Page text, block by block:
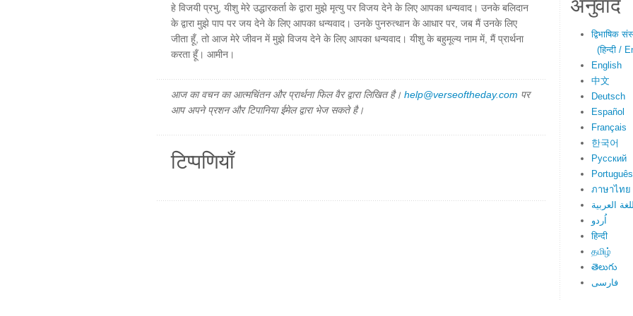
हे विजयी प्रभु, यीशु मेरे उद्धारकर्ता के द्वारा मुझे मृत्यु पर विजय देने के लिए आपका धन्यवाद। उनके बलिदान
के द्वारा मुझे पाप पर जय देने के लिए आपका धन्यवाद। उनके पुनरुत्थान के आधार पर, जब मैं उनके लिए
जीता हूँ, तो आज मेरे जीवन में मुझे विजय देने के लिए आपका धन्यवाद। यीशु के बहुमूल्य नाम में, मैं प्रार्थना
करता हूँ। आमीन।
आज का वचन का आत्मचिंतन और प्रार्थना फिल वैर द्वारा लिखित है। help@verseoftheday.com पर
आप अपने प्रशन और टिपानिया ईमेल द्वारा भेज सकते है।
टिप्पणियाँ
द्विभाषिक
(हिन्दी /
English
中文
Deutsch
Español
Français
한국어
Русский
Português
ภาษาไทย
العربية
اُردو
हिन्दी
தமிழ்
తెలుగు
فارسی